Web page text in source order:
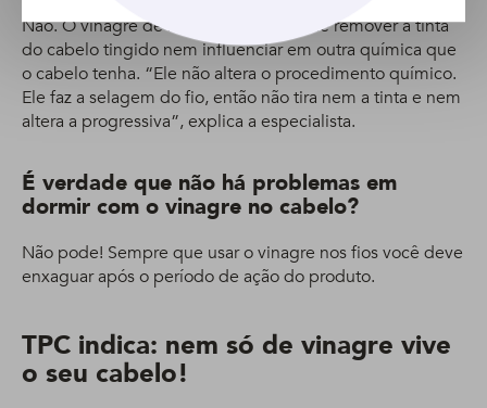
Não. O vinagre de maçã não é capaz de remover a tinta
do cabelo tingido nem influenciar em outra química que
o cabelo tenha. “Ele não altera o procedimento químico.
Ele faz a selagem do fio, então não tira nem a tinta e nem
altera a progressiva”, explica a especialista.
É verdade que não há problemas em
dormir com o vinagre no cabelo?
Não pode! Sempre que usar o vinagre nos fios você deve
enxaguar após o período de ação do produto.
TPC indica: nem só de vinagre vive
o seu cabelo!